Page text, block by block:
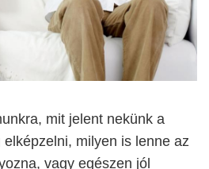
mit jelent nekünk a
milyen is lenne az
vagy egészen jól